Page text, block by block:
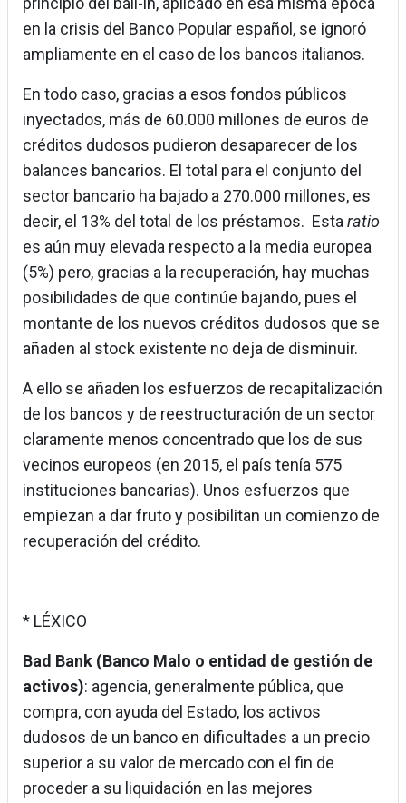
en la crisis del Banco Popular español, se ignoró
ampliamente en el caso de los bancos italianos.
En todo caso, gracias a esos fondos públicos
inyectados, más de 60.000 millones de euros de
créditos dudosos pudieron desaparecer de los
balances bancarios. El total para el conjunto del
sector bancario ha bajado a 270.000 millones, es
decir, el 13% del total de los préstamos. Estaratio
es aún muy elevada respecto a la media europea
(5%) pero, gracias a la recuperación, hay muchas
posibilidades de que continúe bajando, pues el
montante de los nuevos créditos dudosos que se
añaden al stock existente no deja de disminuir.
A ello se añaden los esfuerzos de recapitalización
de los bancos y de reestructuración de un sector
claramente menos concentrado que los de sus
vecinos europeos (en 2015, el país tenía 575
instituciones bancarias). Unos esfuerzos que
empiezan a dar fruto y posibilitan un comienzo de
recuperación del crédito.
* LÉXICO
Bad Bank (Banco Malo o entidad de gestión de
activos): agencia, generalmente pública, que
compra, con ayuda del Estado, los activos
dudosos de un banco en dificultades a un precio
superior a su valor de mercado con el fin de
proceder a su liquidación en las mejores